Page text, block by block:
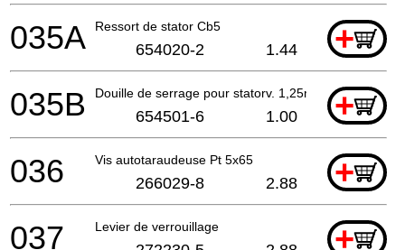
Ressort de stator Cb5 +
035A 654020-2 1.44
Douille de serrage pour statorv. 1,25mm +
035B 654501-6 1.00
Vis autotaraudeuse Pt 5x65 +
036 266029-8 2.88
Levier de verrouillage +
037